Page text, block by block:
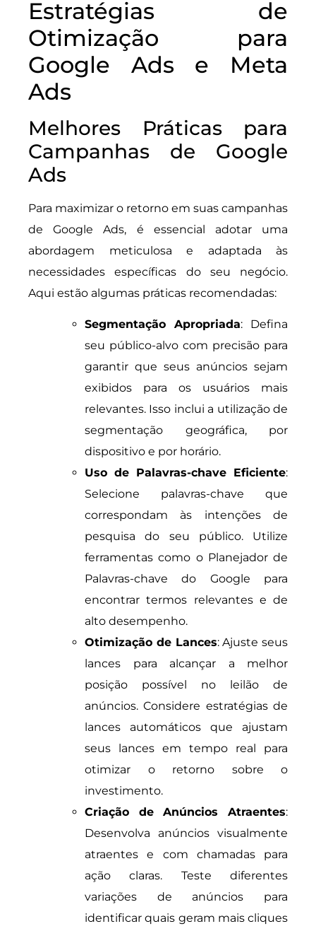
Estratégias de
Otimização para
Google Ads e Meta
Ads
Melhores Práticas para
Campanhas de Google
Ads
Para maximizar o retorno em suas campanhas
de Google Ads, é essencial adotar uma
abordagem meticulosa e adaptada às
necessidades específicas do seu negócio.
Aqui estão algumas práticas recomendadas:
Segmentação Apropriada: Defina
seu público-alvo com precisão para
garantir que seus anúncios sejam
exibidos para os usuários mais
relevantes. Isso inclui a utilização de
segmentação geográfica, por
dispositivo e por horário.
Uso de Palavras-chave Eficiente:
Selecione palavras-chave que
correspondam às intenções de
pesquisa do seu público. Utilize
ferramentas como o Planejador de
Palavras-chave do Google para
encontrar termos relevantes e de
alto desempenho.
Otimização de Lances: Ajuste seus
lances para alcançar a melhor
posição possível no leilão de
anúncios. Considere estratégias de
lances automáticos que ajustam
seus lances em tempo real para
otimizar o retorno sobre o
investimento.
Criação de Anúncios Atraentes:
Desenvolva anúncios visualmente
atraentes e com chamadas para
ação claras. Teste diferentes
variações de anúncios para
identificar quais geram mais cliques